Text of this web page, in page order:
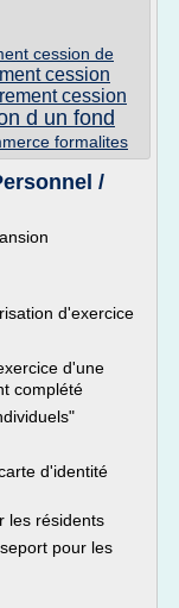
cession de
cession
cession
d un fond
formalites
/
d'exercice
d'une
complété
d'identité
les résidents
pour les